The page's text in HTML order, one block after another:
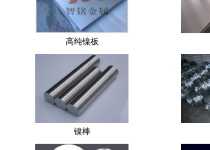
高纯镍板
镍棒